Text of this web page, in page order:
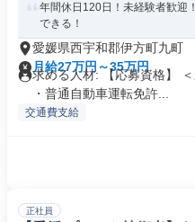
年間休日120日！未経験者歓迎
できる！
愛媛県西宇和郡伊方町九町
月給27万円～35万円
求める人材: 【応募資格】
・普通自動車運転免許...
交通費支給
正社員